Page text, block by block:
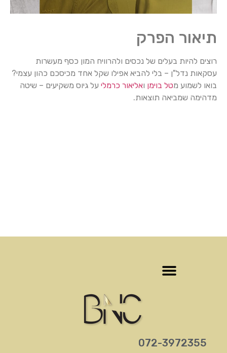
תיאור הפרק
רוצים להיות בעלים של נכסים ולהרוויח המון כסף מעשרות
עסקאות נדל"ן – בלי להביא אפילו שקל אחד מכיסכם כהון עצמי?
בואו לשמוע מטל בוימן ואליאור כרמלי על גיוס משקיעים – שיטה
מדהימה שמביאה תוצאות.
‎072-3972355